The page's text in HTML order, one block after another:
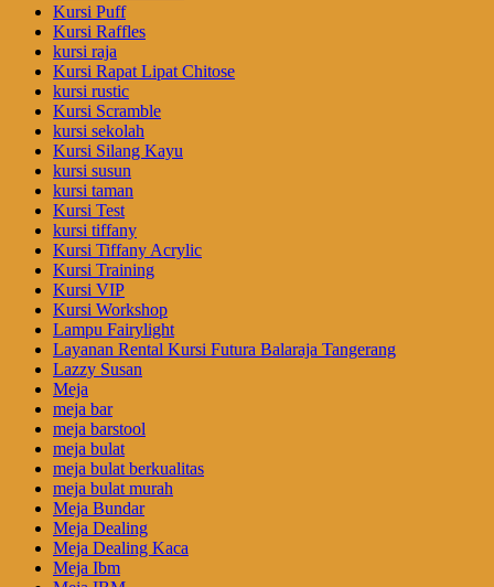
Kursi Puff
Kursi Raffles
kursi raja
Kursi Rapat Lipat Chitose
kursi rustic
Kursi Scramble
kursi sekolah
Kursi Silang Kayu
kursi susun
kursi taman
Kursi Test
kursi tiffany
Kursi Tiffany Acrylic
Kursi Training
Kursi VIP
Kursi Workshop
Lampu Fairylight
Layanan Rental Kursi Futura Balaraja Tangerang
Lazzy Susan
Meja
meja bar
meja barstool
meja bulat
meja bulat berkualitas
meja bulat murah
Meja Bundar
Meja Dealing
Meja Dealing Kaca
Meja Ibm